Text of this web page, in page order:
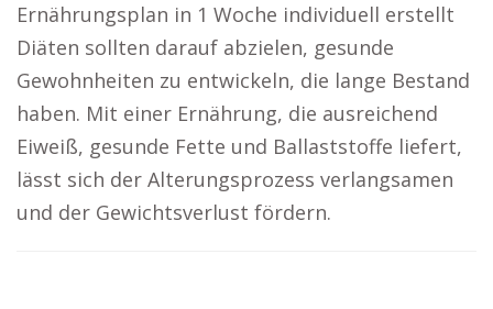
Ernährungsplan in 1 Woche individuell erstellt
Diäten sollten darauf abzielen, gesunde
Gewohnheiten zu entwickeln, die lange Bestand
haben. Mit einer Ernährung, die ausreichend
Eiweiß, gesunde Fette und Ballaststoffe liefert,
lässt sich der Alterungsprozess verlangsamen
und der Gewichtsverlust fördern.